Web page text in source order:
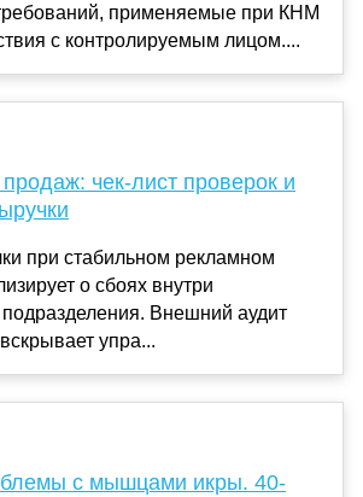
применяемые при КНМ
с контролируемым лицом....
чек-лист проверок и
при стабильном рекламном
о сбоях внутри
подразделения. Внешний аудит
упра...
с мышцами икры. 40-